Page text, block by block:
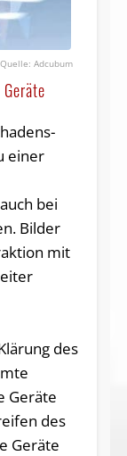
Adcubum
einer
bei
Bilder
mit
des
Geräte
des
Geräte